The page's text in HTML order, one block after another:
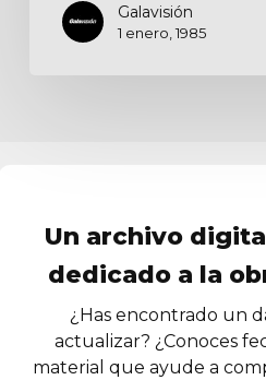
Galavisión
1 enero, 1985
Un archivo
dedicado a la
¿Has encontrado un
actualizar? ¿Conoces
material que ayude a